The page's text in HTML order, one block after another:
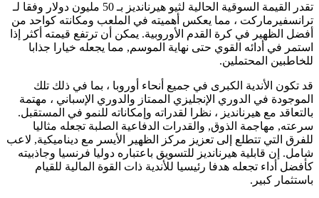
تقدر القيمة السوقية الحالية لثيو هيرنانديز بـ 50 مليون دولار وفقا لـ
ترانسفيرماركت ، مما يعكس أهميته في الملعب ومكانته كواحد من
أفضل الظهير في كرة القدم الأوروبية. يمكن أن ترتفع قيمته أكثر إذا
استمر في أدائه القوي حتى نهاية الموسم, مما يجعله خيارا جذابا
للخاطبين المحتملين.
قد تكون الأندية الكبرى في جميع أنحاء أوروبا ، بما في ذلك تلك
الموجودة في الدوري الإنجليزي الممتاز والدوري الإسباني ، مهتمة
بالتعاقد مع هيرنانديز ، نظرا لقدراته وإمكاناته للنمو في المستقبل.
سرعته, مهاجمة الذوق, والقدرات الدفاعية الصلبة تجعله مثاليا
للفرق التي تتطلع إلى تعزيز مركز الظهير الأيسر مع ديناميكية, لاعب
شامل. إن قابلية هيرنانديز للتسويق باعتباره دوليا فرنسيا وجاذبيته
كأفضل أداء تجعله هدفا رئيسيا للأندية ذات القوة المالية للقيام
باستثمار كبير.